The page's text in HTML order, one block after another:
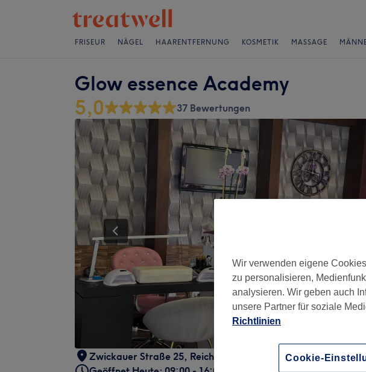
FRISEUR NÄGEL HAARENTFERNUNG KOSMETIK MASSAGE
Glow essence Academy
5,0 37 Bewertungen
Zwickauer Straße 25, Reichenbach
Wir verwenden eigene
zu personalisieren,
analysieren. Wir geben auch
unsere Partner für soziale
Richtlinien
Cookie-